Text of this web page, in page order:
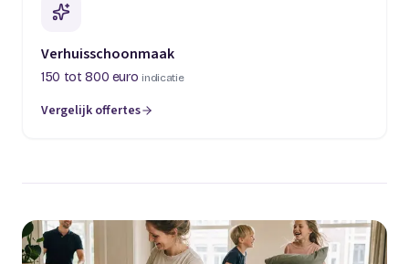
Verhuisschoonmaak
150 tot 800 euro indicatie
Vergelijk offertes
(opent in een nieuw tabblad)